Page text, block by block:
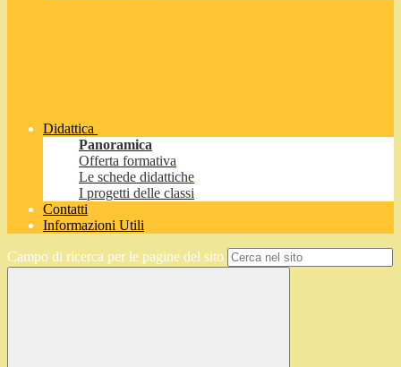
Didattica
Panoramica
Offerta formativa
Le schede didattiche
I progetti delle classi
Contatti
Informazioni Utili
Campo di ricerca per le pagine del sito